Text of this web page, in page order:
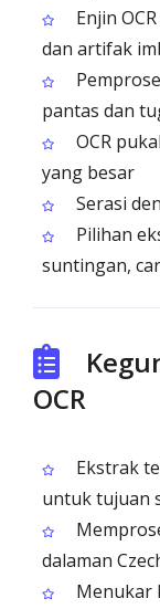
Enjin
dan artifak
pantas dan
OCR
yang besar
Serasi
Pilihan
suntingan,
OCR
Ekstrak
untuk tujuan
dalaman
Menukar